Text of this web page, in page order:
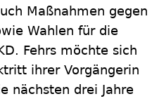
Maßnahmen gegen
Wahlen für die
Fehrs möchte sich
ihrer Vorgängerin
nächsten drei Jahre